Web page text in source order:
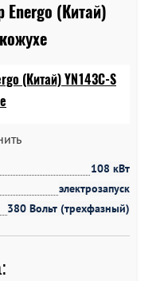
Energo (Китай)
108 кВт
электрозапуск
380 Вольт (трехфазный)